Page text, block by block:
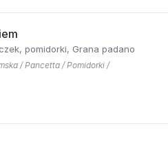
pomidorki, Grana padano
/ Pancetta / Pomidorki /